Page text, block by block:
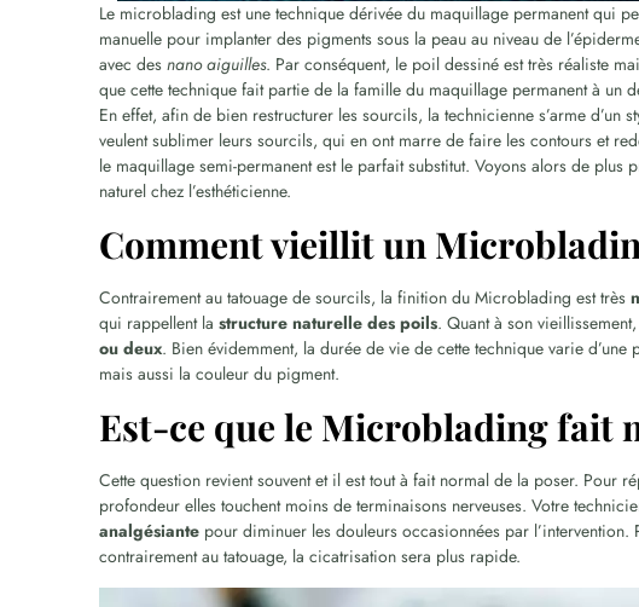
Le microblading est une technique dérivée du maquillage permanent qui
manuelle pour implanter des pigments sous la peau au niveau de
avec desnano aiguilles. Par conséquent, le poil dessiné est très réaliste
que cette technique fait partie de la famille du maquillage permanent à un
En effet, afin de bien restructurer les sourcils, la technicienne s’arme
veulent sublimer leurs sourcils, qui en ont marre de faire les contours et
le maquillage semi-permanent est le parfait substitut. Voyons alors de plus
naturel chez l’esthéticienne.
Comment vieillit un
Contrairement au tatouage de sourcils, la finition du Microblading est très
qui rappellent lastructure naturelle des poils. Quant à son
ou deux. Bien évidemment, la durée de vie de cette technique varie d’une
mais aussi la couleur du pigment.
Est-ce que le Microblading fait
Cette question revient souvent et il est tout à fait normal de la poser. Pour
profondeur elles touchent moins de terminaisons nerveuses. Votre
analgésiante pour diminuer les douleurs occasionnées par
contrairement au tatouage, la cicatrisation sera plus rapide.